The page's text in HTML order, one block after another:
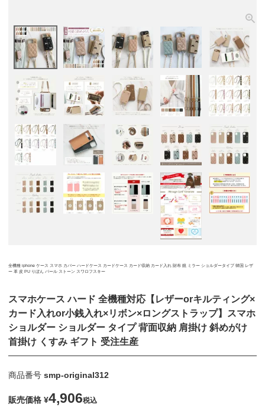
全機種 iphone ケース スマホ カバー ハードケース カードケース カード収納 カード入れ 財布 鏡 ミラー ショルダータイプ 韓国 レザ
ー 革 皮 PU りぼん パール ストーン スワロフスキー
スマホケース ハード 全機種対応【レザーorキルティング×
カード入れor小銭入れ×リボン×ロングストラップ】スマホ
ショルダー ショルダー タイプ 背面収納 肩掛け 斜めがけ
首掛け くすみ ギフト 受注生産
商品番号 smp-original312
販売価格 ¥4,906税込